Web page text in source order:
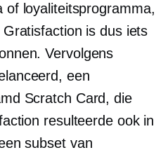
of loyaliteitsprogramma,
is dus iets
Vervolgens
een
Scratch Card, die
resulteerde ook in
subset van